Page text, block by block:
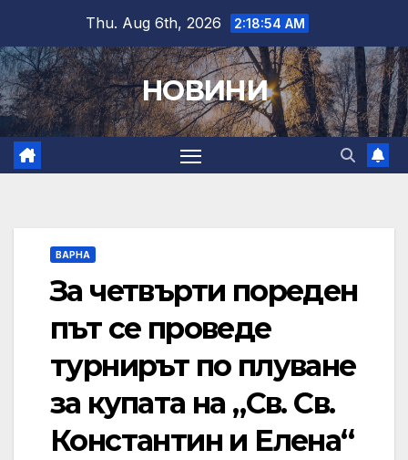
content
Thu. Aug 6th, 2026 2:18:55 AM
НОВИНИ
ВАРНА
За четвърти пореден
път се проведе
турнирът по плуване
за купата на „Св. Св.
Константин и Елена“